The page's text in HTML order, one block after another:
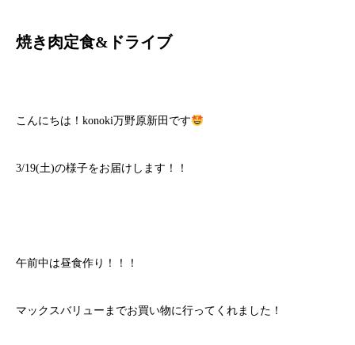
焼き肉定食&ドライブ
こんにちは！konoki万野原新田です
3/19(土)の様子をお届けします！！
午前中は昼食作り！！！
マックスバリューまでお買い物に行ってくれました！